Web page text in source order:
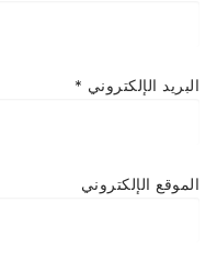
البريد الإلكتروني *
الموقع الإلكتروني